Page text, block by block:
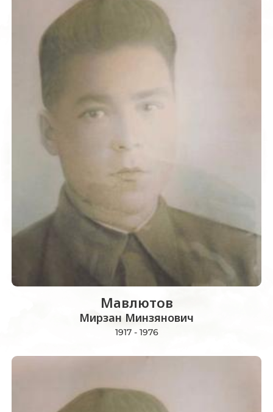
Мавлютов
Мирзан Минзянович
1917 - 1976